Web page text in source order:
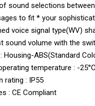
sound selections
to fit * your
voice signal type(WV)
sound volume with the
Housing-ABS(Standard
temperature : -
rating : IP55
: CE Compliant